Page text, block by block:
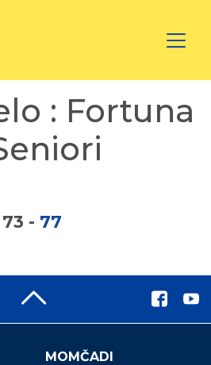
: Fortuna
73 - 77
MOMČADI